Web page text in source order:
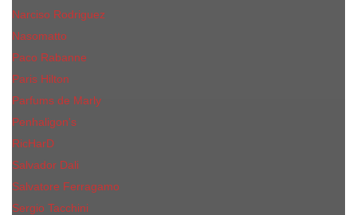
Narciso Rodriguez
Nasomatto
Paco Rabanne
Paris Hilton
Parfums de Marly
Penhaligon​'s
RicHarD
Salvador Dali
Salvatore Ferragamo
Sergio Tacchini